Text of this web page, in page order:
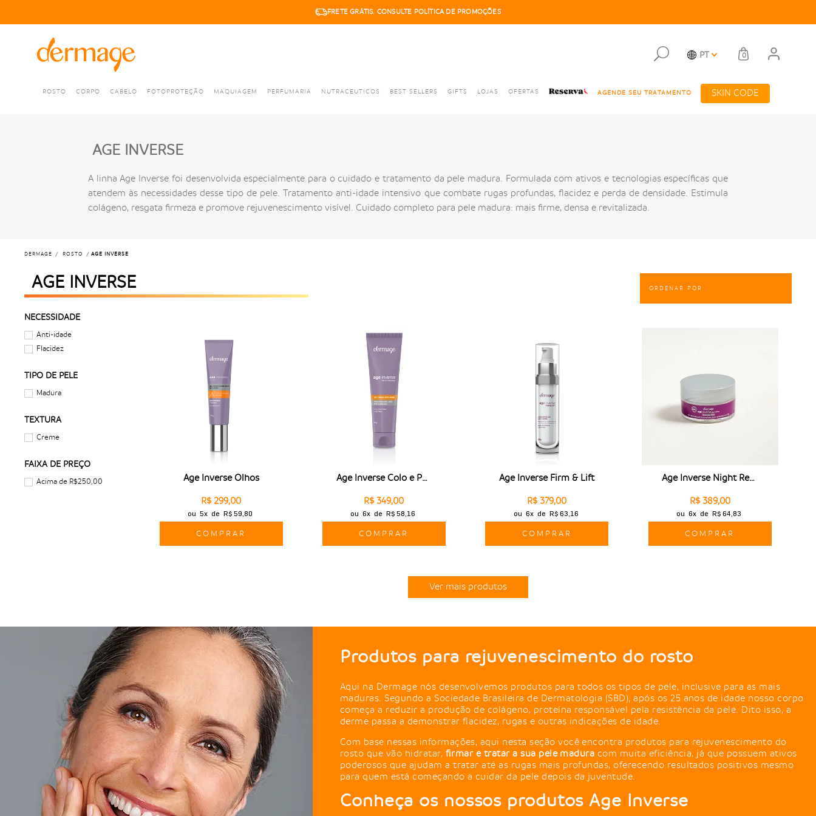
FRETE GRÁTIS. CONSULTE POLÍTICA DE PROMOÇÕES
PT 0
ROSTO CORPO CABELO FOTOPROTEÇÃO MAQUIAGEM PERFUMARIA NUTRACEUTICOS BEST SELLERS GIFTS LOJAS OFERTAS AGENDE SEU TRATAMENTO SKIN CODE
AGE INVERSE
A linha Age Inverse foi desenvolvida especialmente para o cuidado e tratamento da pele madura. Formulada com ativos e tecnologias específicas que
atendem às necessidades desse tipo de pele. Tratamento anti-idade intensivo que combate rugas profundas, flacidez e perda de densidade. Estimula
colágeno, resgata firmeza e promove rejuvenescimento visível. Cuidado completo para pele madura: mais firme, densa e revitalizada.
DERMAGE ROSTO AGE INVERSE
AGE INVERSE
NECESSIDADE
Anti-idade
Flacidez
TIPO DE PELE
Madura
TEXTURA
Creme
FAIXA DE PREÇO
Acima de R$250,00 Age Inverse Olhos
R$ 299,00
ou 5x de R$ 59,80
COMPRAR
Age Inverse Colo e Pescoço
R$ 349,00
ou 6x de R$ 58,16
COMPRAR
Age Inverse Firm & Lift
R$ 379,00
ou 6x de R$ 63,16
COMPRAR
Age Inverse Night Repair
R$ 389,00
ou 6x de R$ 64,83
COMPRAR
Ver mais produtos
Produtos para rejuvenescimento do rosto
Aqui na Dermage nós desenvolvemos produtos para todos os tipos de pele, inclusive para as mais
maduras. Segundo a Sociedade Brasileira de Dermatologia (SBD), após os 25 anos de idade nosso corpo
começa a reduzir a produção de colágeno, proteína responsável pela resistência da pele. Dito isso, a
derme passa a demonstrar flacidez, rugas e outras indicações de idade.
Com base nessas informações, aqui nesta seção você encontra produtos para rejuvenescimento do
rosto que vão hidratar, firmar e tratar a sua pele madura com muita eficiência, já que possuem ativos
poderosos que ajudam a tratar até as rugas mais profundas, oferecendo resultados positivos mesmo
para quem está começando a cuidar da pele depois da juventude.
Conheça os nossos produtos Age Inverse